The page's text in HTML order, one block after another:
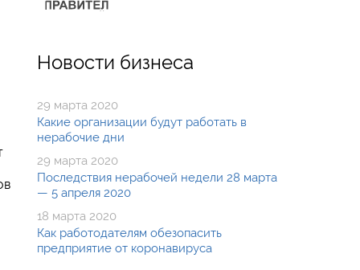
Новости бизнеса
29 марта 2020
Какие организации будут работать в
нерабочие дни
29 марта 2020
Последствия нерабочей недели 28 марта
— 5 апреля 2020
18 марта 2020
Как работодателям обезопасить
предприятие от коронавируса